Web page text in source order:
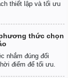
thiết lập và tối ưu
thức chọn
nhắm đúng đối
điểm để tối ưu.